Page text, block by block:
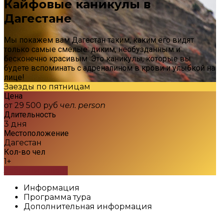
Кайфовые каникулы в
Дагестане
Мы покажем вам Дагестан таким, каким его видят
только самые смелые: диким, необузданным и
бесконечно красивым. Это каникулы, которые вы
будете вспоминать с адреналином в крови и улыбкой на
лице!
Заезды по пятницам
Цена
от 29 500 руб чел. person
Длительность
3 дня
Местоположение
Дагестан
Кол-во чел
1+
Информация
Программа тура
Дополнительная информация